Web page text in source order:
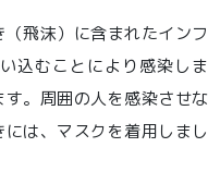
飛沫）に含まれたインフ
込むことにより感染しま
。周囲の人を感染させな
は、マスクを着用しまし